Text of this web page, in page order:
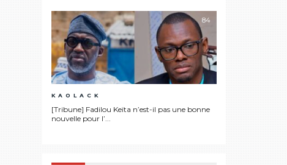
84
KAOLACK
[Tribune] Fadilou Keïta n’est-il pas une bonne
nouvelle pour l’...